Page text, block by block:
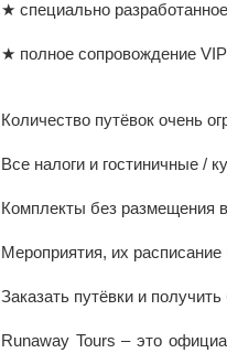
★ специально
★ полное сопровождение
Количество путёвок очень
Все налоги и гостиничные /
Комплекты без размещения
Мероприятия, их
Заказать путёвки и
Runaway Tours – это